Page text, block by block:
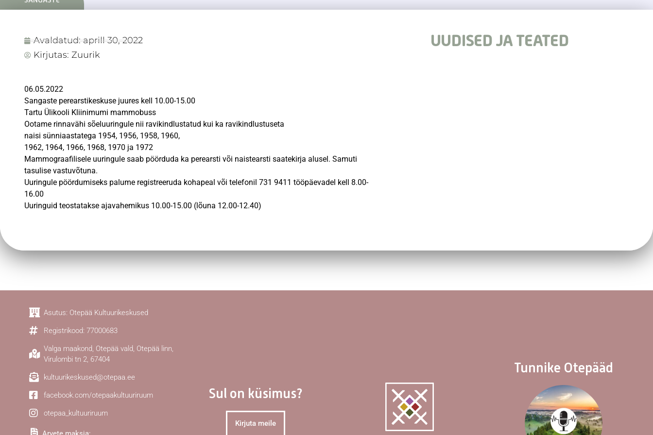
Avaldatud: aprill 30, 2022
Kirjutas: Zuurik
06.05.2022
Sangaste perearstikeskuse juures kell 10.00-15.00
Tartu Ülikooli Kliinimumi mammobuss
Ootame rinnavähi sõeluuringule nii ravikindlustatud kui ka ravikindlustuseta
naisi sünniaastatega 1954, 1956, 1958, 1960,
1962, 1964, 1966, 1968, 1970 ja 1972
Mammograafilisele uuringule saab pöörduda ka perearsti või naistearsti saatekirja alusel. Samuti
tasulise vastuvõtuna.
Uuringule pöördumiseks palume registreeruda kohapeal või telefonil 731 9411 tööpäevadel kell 8.00-
16.00
Uuringuid teostatakse ajavahemikus 10.00-15.00 (lõuna 12.00-12.40)
UUDISED JA TEATED
Asutus: Otepää Kultuurikeskused
Registrikood: 77000683
Valga maakond, Otepää vald, Otepää linn,
Virulombi tn 2, 67404
kultuurikeskused@otepaa.ee
facebook.com/otepaakultuuriruum
otepaa_kultuuriruum
Sul on küsimus?
Kirjuta meile
Tunnike Otepääd